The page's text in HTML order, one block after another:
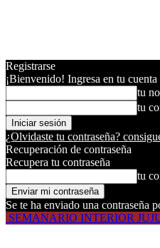
Registrarse
¡Bienvenido! Ingresa en tu cuenta
tu
tu
¿Olvidaste tu contraseña?
Recuperación de contraseña
Recupera tu contraseña
tu
Se te ha enviado una contraseña
SEMANARIO INTERIOR